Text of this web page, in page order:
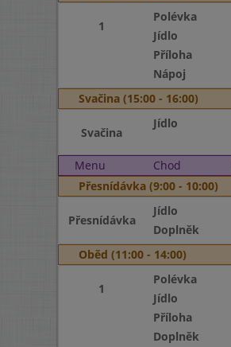
1
Polévka
Jídlo
Příloha
Nápoj
Svačina (15:00 - 16:00)
Svačina
Jídlo
Menu Chod
Přesnídávka (9:00 - 10:00)
Přesnídávka
Jídlo
Doplněk
Oběd (11:00 - 14:00)
1
Polévka
Jídlo
Příloha
Doplněk